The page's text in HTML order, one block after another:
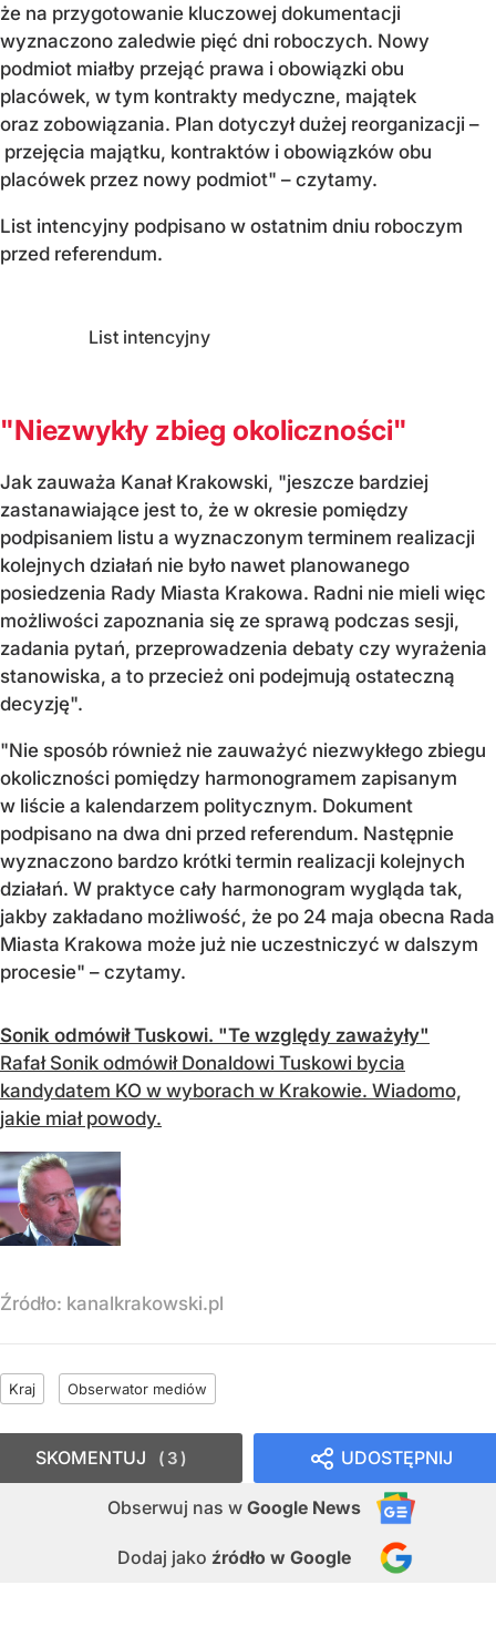
że na przygotowanie kluczowej dokumentacji
wyznaczono zaledwie pięć dni roboczych. Nowy
podmiot miałby przejąć prawa i obowiązki obu
placówek, w tym kontrakty medyczne, majątek
oraz zobowiązania. Plan dotyczył dużej reorganizacji –
przejęcia majątku, kontraktów i obowiązków obu
placówek przez nowy podmiot" – czytamy.
List intencyjny podpisano w ostatnim dniu roboczym
przed referendum.
List intencyjny
"Niezwykły zbieg okoliczności"
Jak zauważa Kanał Krakowski, "jeszcze bardziej
zastanawiające jest to, że w okresie pomiędzy
podpisaniem listu a wyznaczonym terminem realizacji
kolejnych działań nie było nawet planowanego
posiedzenia Rady Miasta Krakowa. Radni nie mieli więc
możliwości zapoznania się ze sprawą podczas sesji,
zadania pytań, przeprowadzenia debaty czy wyrażenia
stanowiska, a to przecież oni podejmują ostateczną
decyzję".
"Nie sposób również nie zauważyć niezwykłego zbiegu
okoliczności pomiędzy harmonogramem zapisanym
w liście a kalendarzem politycznym. Dokument
podpisano na dwa dni przed referendum. Następnie
wyznaczono bardzo krótki termin realizacji kolejnych
działań. W praktyce cały harmonogram wygląda tak,
jakby zakładano możliwość, że po 24 maja obecna Rada
Miasta Krakowa może już nie uczestniczyć w dalszym
procesie" – czytamy.
Sonik odmówił Tuskowi. "Te względy zaważyły"
Rafał Sonik odmówił Donaldowi Tuskowi bycia
kandydatem KO w wyborach w Krakowie. Wiadomo,
jakie miał powody.
Źródło: kanalkrakowski.pl
Kraj Obserwator mediów
UDOSTĘPNIJ
Obserwuj nas w Google News
Dodaj jako źródło w Google
SKOMENTUJ 3